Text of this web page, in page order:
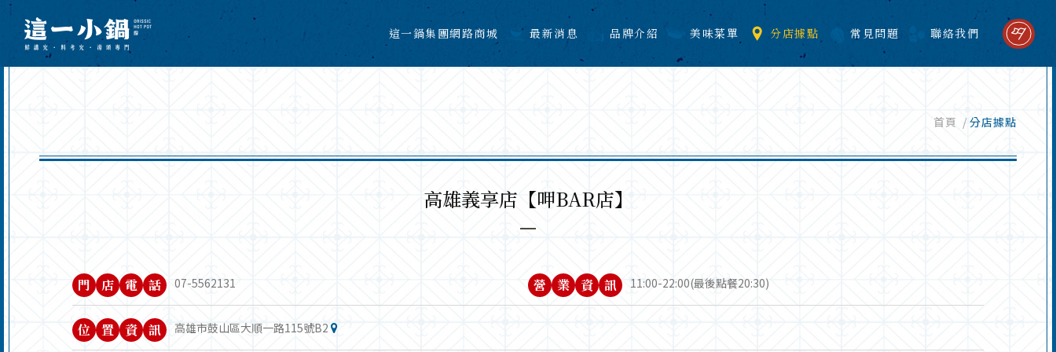
這一鍋集團網路商城 最新消息 品牌介紹 美味菜單 分店據點 常見問題 聯絡我們
首頁 / 分店據點
高雄義享店【呷BAR店】
門 店 電 話 07-5562131 營 業 資 訊 11:00-22:00(最後點餐20:30)
位 置 資 訊 高雄市鼓山區大順一路115號B2